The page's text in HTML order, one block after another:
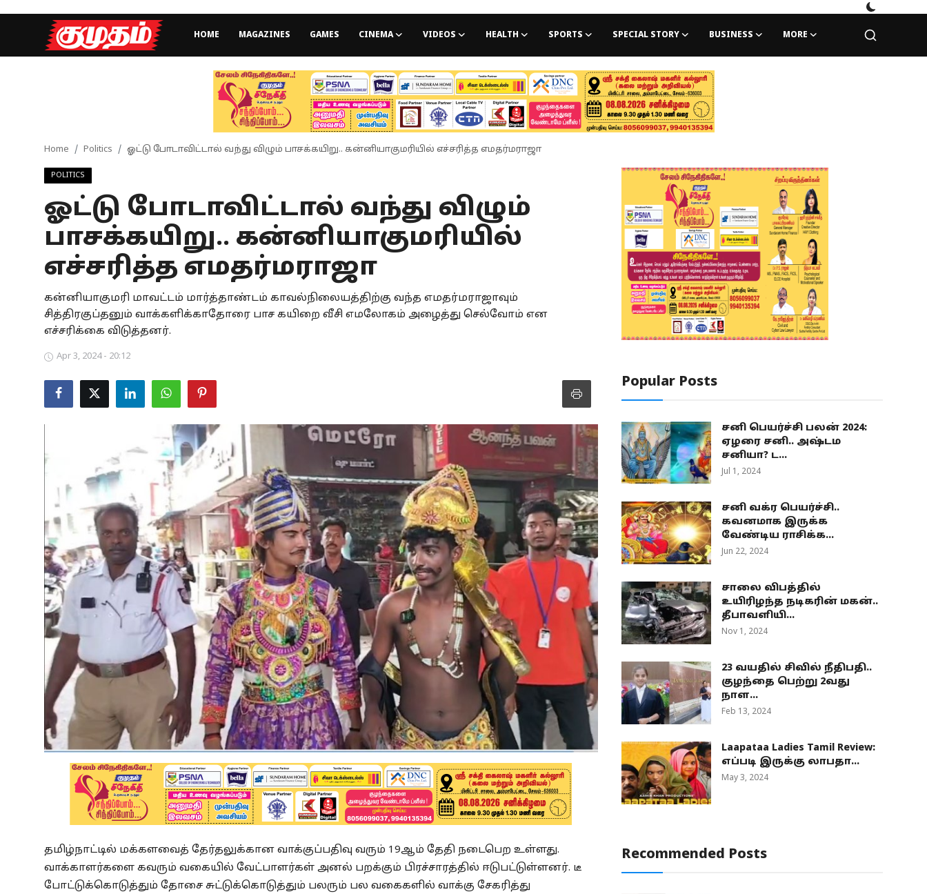
HOME MAGAZINES GAMES CINEMA VIDEOS HEALTH SPORTS SPECIAL STORY BUSINESS MORE
Games
Special Story
Business
Tamilnadu
National
Spirituality
Weather
Politics
Home Politics ஓட்டு போடாவிட்டால் வந்து விழும் பாசக்கயிறு.. கன்னியாகுமரியில் எச்சரித்த எமதர்மராஜா
POLITICS
ஓட்டு போடாவிட்டால் வந்து விழும்
பாசக்கயிறு.. கன்னியாகுமரியில்
எச்சரித்த எமதர்மராஜா
கன்னியாகுமரி மாவட்டம் மார்த்தாண்டம் காவல்நிலையத்திற்கு வந்த எமதர்மராஜாவும்
சித்திரகுப்தனும் வாக்களிக்காதோரை பாச கயிறை வீசி எமலோகம் அழைத்து செல்வோம் என
எச்சரிக்கை விடுத்தனர்.
Apr 3, 2024 - 20:12
தமிழ்நாட்டில் மக்களவைத் தேர்தலுக்கான வாக்குப்பதிவு வரும் 19ஆம் தேதி நடைபெற உள்ளது.
வாக்காளர்களை கவரும் வகையில் வேட்பாளர்கள் அனல் பறக்கும் பிரச்சாரத்தில் ஈடுபட்டுள்ளனர். டீ
போட்டுக்கொடுத்தும் தோசை சுட்டுக்கொடுத்தும் பலரும் பல வகைகளில் வாக்கு சேகரித்து
Popular Posts
சனி பெயர்ச்சி பலன் 2024:
ஏழரை சனி.. அஷ்டம
சனியா? ட...
Jul 1, 2024
சனி வக்ர பெயர்ச்சி..
கவனமாக இருக்க
வேண்டிய ராசிக்க...
Jun 22, 2024
சாலை விபத்தில்
உயிரிழந்த நடிகரின் மகன்..
தீபாவளியி...
Nov 1, 2024
23 வயதில் சிவில் நீதிபதி..
குழந்தை பெற்று 2வது
நாள...
Feb 13, 2024
Laapataa Ladies Tamil Review:
எப்படி இருக்கு லாபதா...
May 3, 2024
Recommended Posts